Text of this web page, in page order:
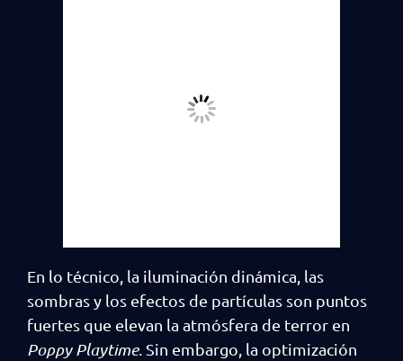
En lo técnico, la iluminación dinámica, las
sombras y los efectos de partículas son puntos
fuertes que elevan la atmósfera de terror en
Poppy Playtime. Sin embargo, la optimización